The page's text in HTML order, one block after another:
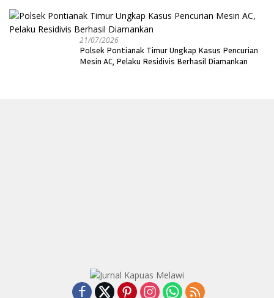
21/07/2026
Polsek Pontianak Timur Ungkap Kasus Pencurian
Mesin AC, Pelaku Residivis Berhasil Diamankan